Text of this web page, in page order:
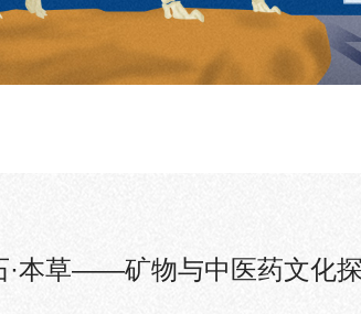
·本草——矿物与中医药文化